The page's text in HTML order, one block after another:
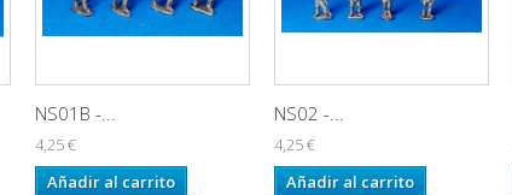
NS01B -...
4,25 €
Añadir al carrito
NS02 -...
4,25 €
Añadir al carrito